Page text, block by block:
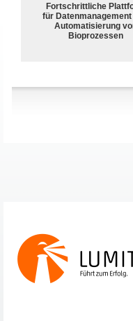
Fortschrittliche
für Datenmanagement
Automatisierung
Bioprozessen